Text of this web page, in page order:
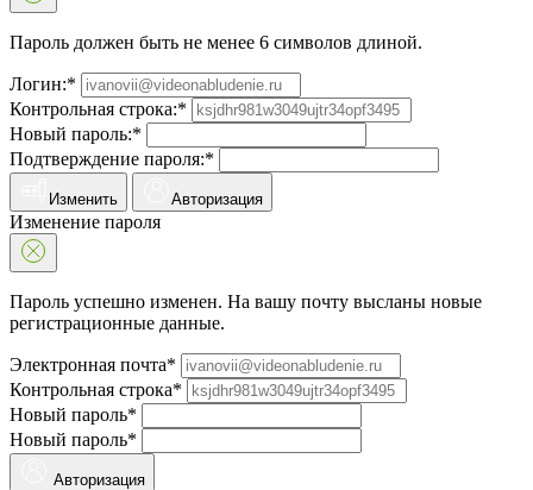
Пароль должен быть не менее 6 символов длиной.
Логин:*
Контрольная строка:*
Новый пароль:*
Подтверждение пароля:*
Изменить Авторизация
Изменение пароля
Пароль успешно изменен. На вашу почту высланы новые
регистрационные данные.
Электронная почта*
Контрольная строка*
Новый пароль*
Новый пароль*
Авторизация